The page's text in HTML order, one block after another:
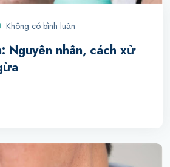
Không có bình luận
Nguyên nhân, cách xử